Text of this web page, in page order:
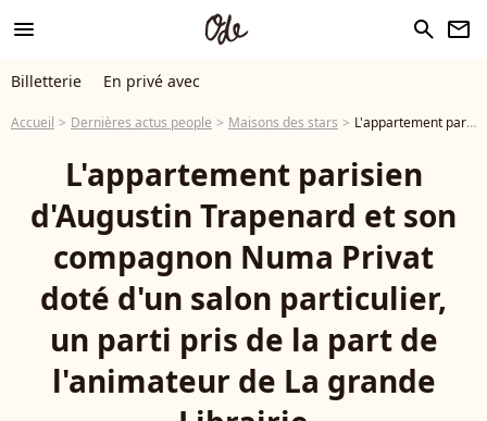
menu search newsletter
Billetterie En privé avec
Accueil Dernières actus people Maisons des stars L'appartement parisien d'Augustin Trapenard et son compagnon Numa Privat doté d'un salon particulier, un parti pris de la part de l'animateur de La grande Librairie
L'appartement parisien
d'Augustin Trapenard et son
compagnon Numa Privat
doté d'un salon particulier,
un parti pris de la part de
l'animateur de La grande